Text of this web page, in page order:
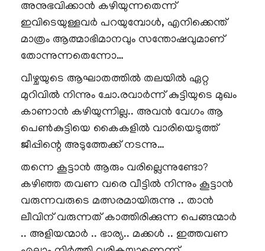
അനുഭവിക്കാൻ കഴിയുന്നതെന്ന്
ഇവിടെയുള്ളവർ പറയുമ്പോൾ, എനിക്കെന്ത്
മാത്രം ആത്മാഭിമാനവും സന്തോഷവുമാണ്
തോന്നുന്നതെന്നോ…
വീഴ്ചയുടെ ആഘാതത്തിൽ തലയിൽ ഏറ്റ
മുറിവിൽ നിന്നും ചോ.രവാർന്ന് കുട്ടിയുടെ മുഖം
കാണാൻ കഴിയുന്നില്ല.. അവൻ വേഗം ആ
പെൺകുട്ടിയെ കൈകളിൽ വാരിയെടുത്ത്
ജീപ്പിന്റെ അടുത്തേക്ക് നടന്നു…
തന്നെ കൂട്ടാൻ ആരും വരില്ലെന്നുണ്ടോ?
കഴിഞ്ഞ തവണ വരെ വീട്ടിൽ നിന്നും കൂട്ടാൻ
വരുന്നവരുടെ മത്സരമായിരുന്നു .. താൻ
ലീവിന് വരുന്നത് കാത്തിരിക്കുന്ന പെങ്ങന്മാർ
.. അളിയന്മാർ .. ഭാര്യ.. മക്കൾ .. ഇത്തവണ